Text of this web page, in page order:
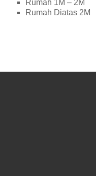
Rumah 1M – 2M
Rumah Diatas 2M